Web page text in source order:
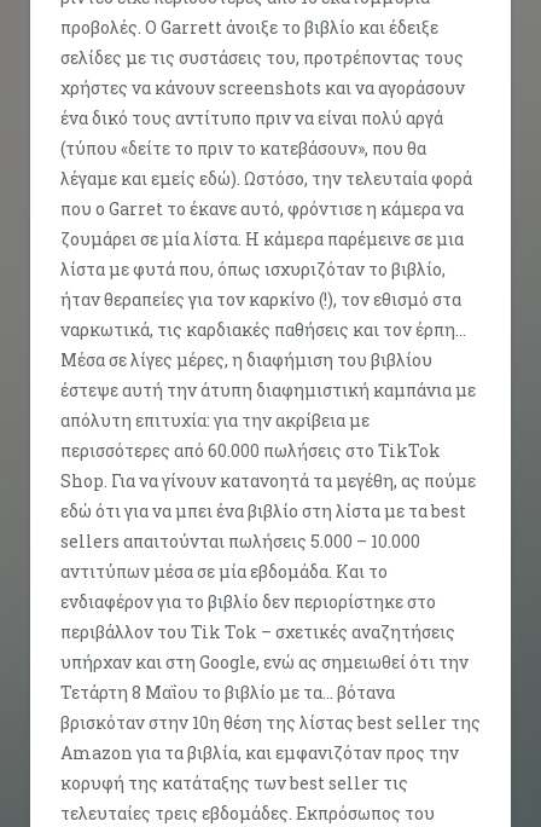
προβολές. Ο Garrett άνοιξε το βιβλίο και έδειξε
σελίδες με τις συστάσεις του, προτρέποντας τους
χρήστες να κάνουν screenshots και να αγοράσουν
ένα δικό τους αντίτυπο πριν να είναι πολύ αργά
(τύπου «δείτε το πριν το κατεβάσουν», που θα
λέγαμε και εμείς εδώ). Ωστόσο, την τελευταία φορά
που ο Garret το έκανε αυτό, φρόντισε η κάμερα να
ζουμάρει σε μία λίστα. Η κάμερα παρέμεινε σε μια
λίστα με φυτά που, όπως ισχυριζόταν το βιβλίο,
ήταν θεραπείες για τον καρκίνο (!), τον εθισμό στα
ναρκωτικά, τις καρδιακές παθήσεις και τον έρπη…
Μέσα σε λίγες μέρες, η διαφήμιση του βιβλίου
έστεψε αυτή την άτυπη διαφημιστική καμπάνια με
απόλυτη επιτυχία: για την ακρίβεια με
περισσότερες από 60.000 πωλήσεις στο TikTok
Shop. Για να γίνουν κατανοητά τα μεγέθη, ας πούμε
εδώ ότι για να μπει ένα βιβλίο στη λίστα με τα best
sellers απαιτούνται πωλήσεις 5.000 – 10.000
αντιτύπων μέσα σε μία εβδομάδα. Και το
ενδιαφέρον για το βιβλίο δεν περιορίστηκε στο
περιβάλλον του Tik Tok – σχετικές αναζητήσεις
υπήρχαν και στη Google, ενώ ας σημειωθεί ότι την
Τετάρτη 8 Μαΐου το βιβλίο με τα… βότανα
βρισκόταν στην 10η θέση της λίστας best seller της
Amazon για τα βιβλία, και εμφανιζόταν προς την
κορυφή της κατάταξης των best seller τις
τελευταίες τρεις εβδομάδες. Εκπρόσωπος του